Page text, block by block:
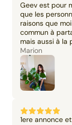
Geev est pour
que les
raisons que
commun à
mais aussi à la
Marion
1ere annonce